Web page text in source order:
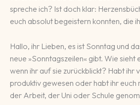
spre­che ich? Ist doch klar:
euch ab­so­lut be­geis­tern konn­ten, die
Hallo, ihr Lieben, es ist Sonn­tag und
neue »Sonntags­zeilen« gibt. Wie sieht
wenn ihr auf sie zu­rück­blickt? Habt ihr
pro­duk­tiv ge­we­sen oder habt ihr euch
der Ar­beit, der Uni oder Schu­le